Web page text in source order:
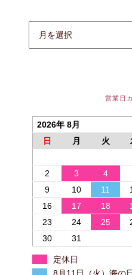
営業日
2026年 8月
日
月 火
2
3 4
9
10 11
16
17 18
23
24 25
30
31
定休日
8月11日（火）海の